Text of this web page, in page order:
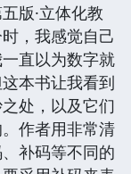
版·立体化教
，我感觉自己
直以为数字就
本书让我看到
处，以及它们
作者用非常清
补码等不同的